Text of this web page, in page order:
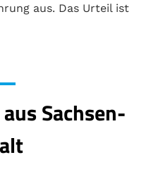
aus. Das Urteil ist
Sachsen-